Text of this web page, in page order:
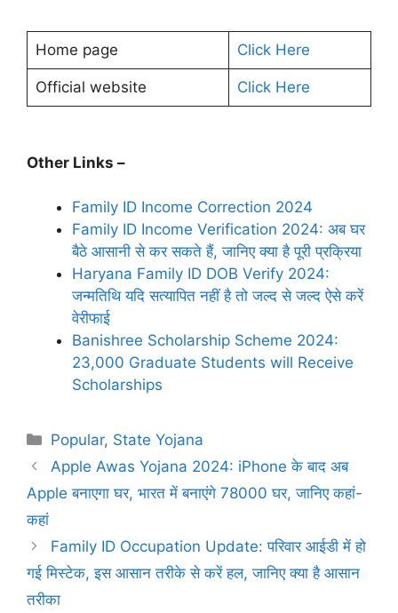
Home page Click Here
Official website Click Here
Other Links –
Family ID Income Correction 2024
Family ID Income Verification 2024: अब घर
बैठे आसानी से कर सकते हैं, जानिए क्या है पूरी प्रक्रिया
Haryana Family ID DOB Verify 2024:
जन्मतिथि यदि सत्यापित नहीं है तो जल्द से जल्द ऐसे करें
वेरीफाई
Banishree Scholarship Scheme 2024:
23,000 Graduate Students will Receive
Scholarships
Categories
Popular, State Yojana
Apple Awas Yojana 2024: iPhone के बाद अब
Apple बनाएगा घर, भारत में बनाएंगे 78000 घर, जानिए कहां-
कहां
Family ID Occupation Update: परिवार आईडी में हो
गई मिस्टेक, इस आसान तरीके से करें हल, जानिए क्या है आसान
तरीका